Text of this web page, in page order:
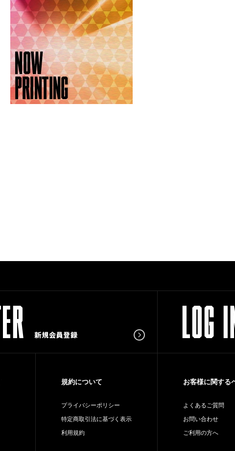
規約について
プライバシーポリシー
特定商取引法に基づく表示
利用規約
お客様に関する
よくあるご質問
お問い合わせ
ご利用の方へ